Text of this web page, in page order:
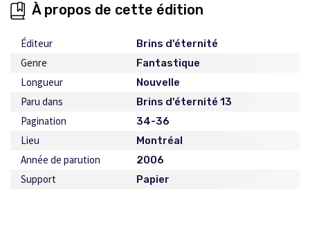
À propos de cette édition
Éditeur Brins d'éternité
Genre Fantastique
Longueur Nouvelle
Paru dans Brins d'éternité 13
Pagination 34-36
Lieu Montréal
Année de parution 2006
Support Papier